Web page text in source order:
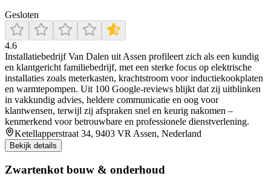
Gesloten
4.6
Installatiebedrijf Van Dalen uit Assen profileert zich als een kundig
en klantgericht familiebedrijf, met een sterke focus op elektrische
installaties zoals meterkasten, krachtstroom voor inductiekookplaten
en warmtepompen. Uit 100 Google‑reviews blijkt dat zij uitblinken
in vakkundig advies, heldere communicatie en oog voor
klantwensen, terwijl zij afspraken snel en keurig nakomen –
kenmerkend voor betrouwbare en professionele dienstverlening.
Ketellapperstraat 34, 9403 VR Assen, Nederland
Bekijk details
Zwartenkot bouw & onderhoud